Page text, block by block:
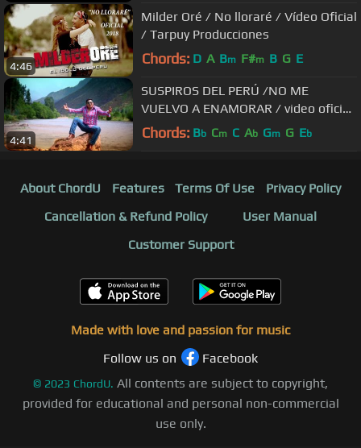
4:46
Milder Oré / No lloraré / Vídeo Oficial
/ Tarpuy Producciones
Chords: D A Bm F#m B G E
4:41
SUSPIROS DEL PERÚ /NO ME
VUELVO A ENAMORAR / video oficial
/TARPUY PRODUCCIONES
Chords: Bb Cm C Ab Gm G Eb
About ChordU Features Terms Of Use
Privacy Policy
Cancellation & Refund Policy
User Manual
Customer Support
Made with love and passion for music
Follow us on
Facebook
© 2023 ChordU. All contents are subject to copyright,
provided for educational and personal non-commercial
use only.